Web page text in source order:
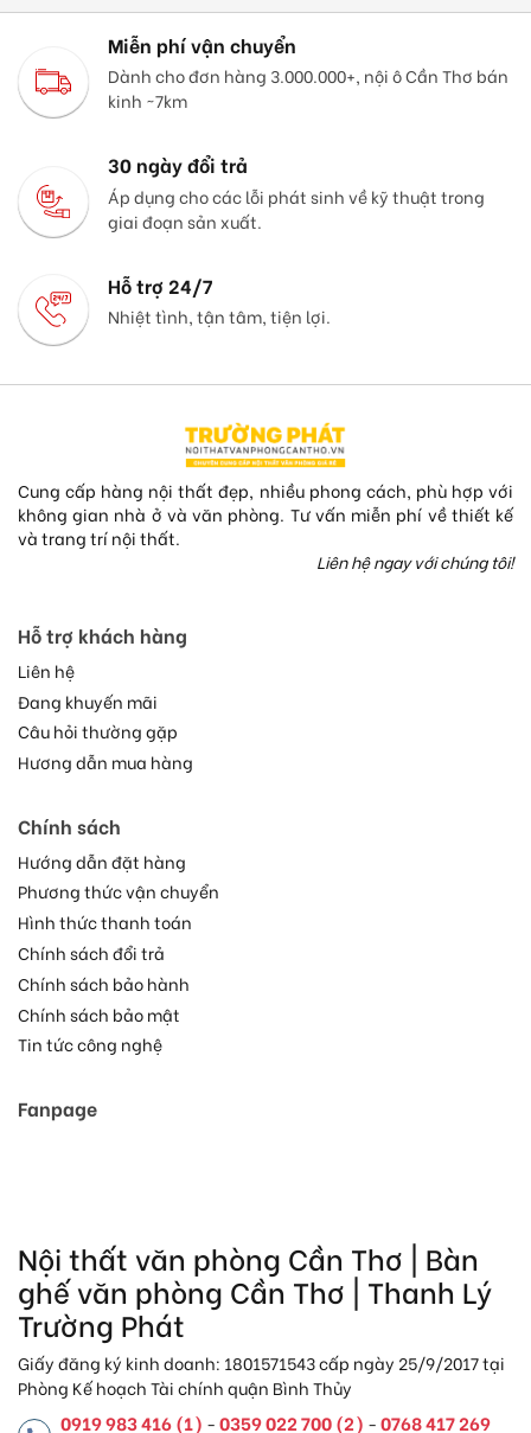
Miễn phí vận chuyển
Dành cho đơn hàng 3.000.000+, nội ô Cần Thơ bán
kinh ~7km
30 ngày đổi trả
Áp dụng cho các lỗi phát sinh về kỹ thuật trong
giai đoạn sản xuất.
Hỗ trợ 24/7
Nhiệt tình, tận tâm, tiện lợi.
Cung cấp hàng nội thất đẹp, nhiều phong cách, phù hợp với
không gian nhà ở và văn phòng. Tư vấn miễn phí về thiết kế
và trang trí nội thất.
Liên hệ ngay với chúng tôi!
Hỗ trợ khách hàng
Liên hệ
Đang khuyến mãi
Câu hỏi thường gặp
Hương dẫn mua hàng
Chính sách
Hướng dẫn đặt hàng
Phương thức vận chuyển
Hình thức thanh toán
Chính sách đổi trả
Chính sách bảo hành
Chính sách bảo mật
Tin tức công nghệ
Fanpage
Nội thất văn phòng Cần Thơ | Bàn
ghế văn phòng Cần Thơ | Thanh Lý
Trường Phát
Giấy đăng ký kinh doanh: 1801571543 cấp ngày 25/9/2017 tại
Phòng Kế hoạch Tài chính quận Bình Thủy
0919 983 416 (1) -0359 022 700 (2) -0768 417 269